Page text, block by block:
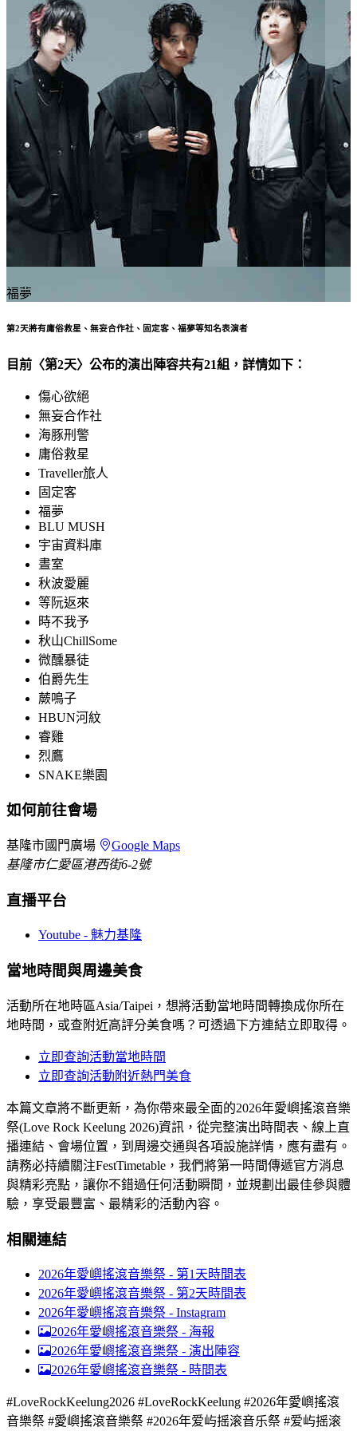
福夢
第2天將有庸俗救星、無妄合作社、固定客、福夢等知名表演者
目前〈第2天〉公布的演出陣容共有21組，詳情如下：
傷心欲絕
無妄合作社
海豚刑警
庸俗救星
Traveller旅人
固定客
福夢
BLU MUSH
宇宙資料庫
晝室
秋波愛麗
等阮返來
時不我予
秋山ChillSome
微醺暴徒
伯爵先生
蕨鳴子
HBUN河紋
睿雞
烈鷹
SNAKE樂園
如何前往會場
基隆市國門廣場
Google Maps
基隆市仁愛區港西街6-2號
直播平台
Youtube - 魅力基隆
當地時間與周邊美食
活動所在地時區Asia/Taipei，想將活動當地時間轉換成你所在
地時間，或查附近高評分美食嗎？可透過下方連結立即取得。
立即查詢活動當地時間
立即查詢活動附近熱門美食
本篇文章將不斷更新，為你帶來最全面的2026年愛嶼搖滾音樂
祭(Love Rock Keelung 2026)資訊，從完整演出時間表、線上直
播連結、會場位置，到周邊交通與各項設施詳情，應有盡有。
請務必持續關注FestTimetable，我們將第一時間傳遞官方消息
與精彩亮點，讓你不錯過任何活動瞬間，並規劃出最佳參與體
驗，享受最豐富、最精彩的活動內容。
相關連結
2026年愛嶼搖滾音樂祭 - 第1天時間表
2026年愛嶼搖滾音樂祭 - 第2天時間表
2026年愛嶼搖滾音樂祭 - Instagram
2026年愛嶼搖滾音樂祭 - 海報
2026年愛嶼搖滾音樂祭 - 演出陣容
2026年愛嶼搖滾音樂祭 - 時間表
#LoveRockKeelung2026 #LoveRockKeelung #2026年愛嶼搖滾
音樂祭 #愛嶼搖滾音樂祭 #2026年爱屿摇滚音乐祭 #爱屿摇滚